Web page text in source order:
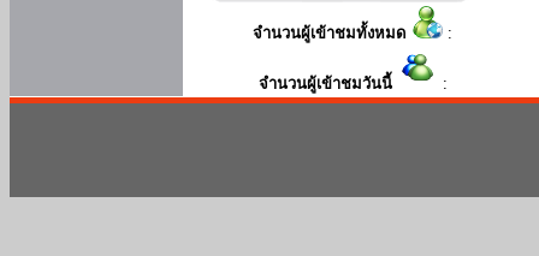
จำนวนผู้เข้าชมทั้งหมด :
จำนวนผู้เข้าชมวันนี้ :